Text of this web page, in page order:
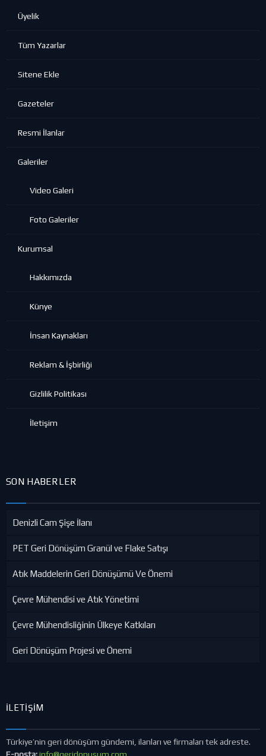
Üyelik
Tüm Yazarlar
Sitene Ekle
Gazeteler
Resmi İlanlar
Galeriler
Video Galeri
Foto Galeriler
Kurumsal
Hakkımızda
Künye
İnsan Kaynakları
Reklam & İşbirliği
Gizlilik Politikası
İletişim
SON HABERLER
Denizli Cam Şişe İlanı
PET Geri Dönüşüm Granül ve Flake Satışı
Atık Maddelerin Geri Dönüşümü Ve Önemi
Çevre Mühendisi ve Atık Yönetimi
Çevre Mühendisliğinin Ülkeye Katkıları
Geri Dönüşüm Projesi ve Önemi
İLETIŞIM
Türkiye’nin geri dönüşüm gündemi, ilanları ve firmaları tek adreste.